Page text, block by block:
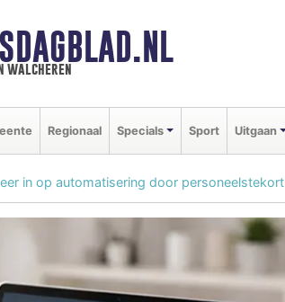
walcheren
Regionaal Specials Sport Uitgaan
in op automatisering door personeelstekort